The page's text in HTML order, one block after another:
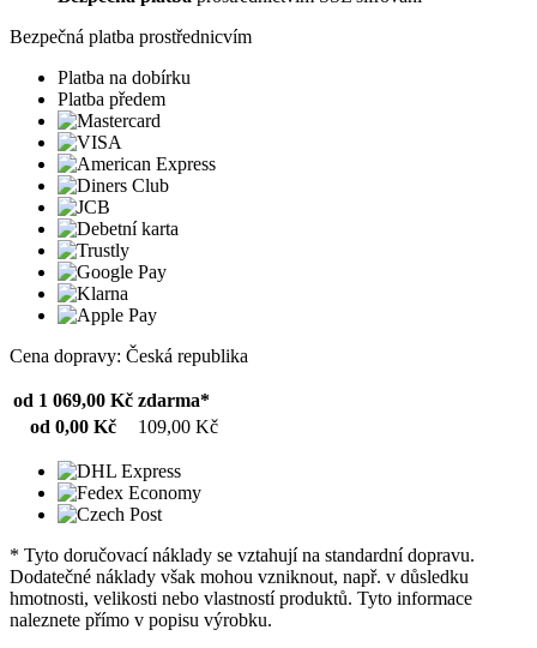
Bezpečná platba prostřednicvím
Platba na dobírku
Platba předem
Cena dopravy: Česká republika
od 1 069,00 Kč zdarma*
od 0,00 Kč
109,00 Kč
* Tyto doručovací náklady se vztahují na standardní dopravu.
Dodatečné náklady však mohou vzniknout, např. v důsledku
hmotnosti, velikosti nebo vlastností produktů. Tyto informace
naleznete přímo v popisu výrobku.